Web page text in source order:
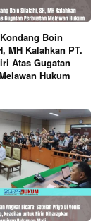
Boin
MH Kalahkan PT.
Atas Gugatan
Hukum